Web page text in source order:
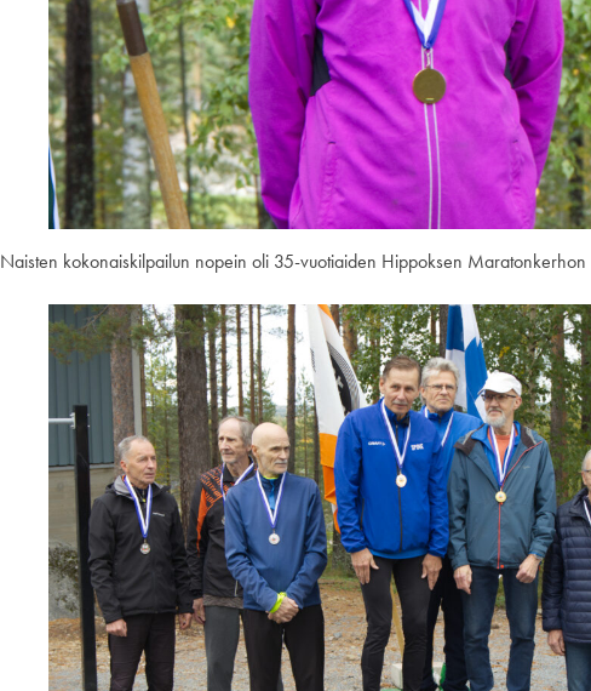
Naisten kokonaiskilpailun nopein oli 35-vuotiaiden Hippoksen Maratonkerhon